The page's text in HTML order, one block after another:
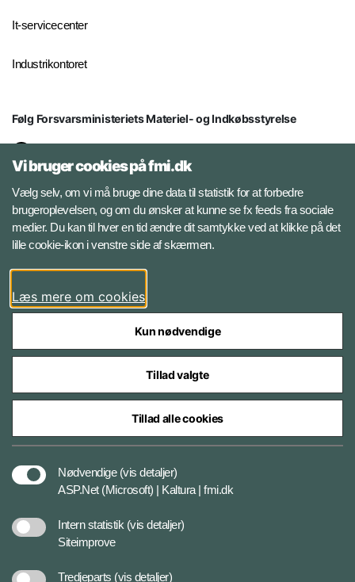
It-servicecenter
Industrikontoret
Følg Forsvarsministeriets Materiel- og Indkøbsstyrelse
Facebook
Instagram
YouTube
Styrelser og myndigheder under Forsvarsministeriet
Vi bruger cookies på fmi.dk
Vælg selv, om vi må bruge dine data til statistik for at forbedre
brugeroplevelsen, og om du ønsker at kunne se fx feeds fra sociale
medier. Du kan til hver en tid ændre dit samtykke ved at klikke på det
lille cookie-ikon i venstre side af skærmen.
Læs mere om cookies
Kun nødvendige
Tillad valgte
Tillad alle cookies
Nødvendige (vis detaljer)
ASP.Net (Microsoft) | Kaltura | fmi.dk
Intern statistik (vis detaljer)
Siteimprove
Tredjeparts (vis detaljer)